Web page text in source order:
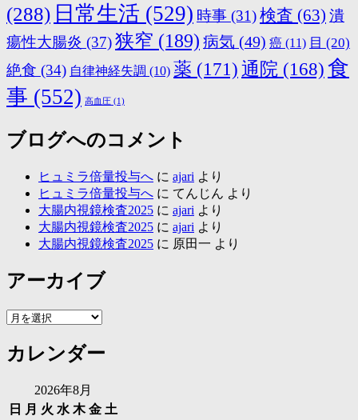
(288) 日常生活 (529) 時事 (31)検査 (63) 潰
瘍性大腸炎 (37)狭窄 (189) 病気 (49) 癌 (11) 目 (20)
絶食 (34) 自律神経失調 (10) 薬 (171)通院 (168)食
事 (552) 高血圧 (1)
ブログへのコメント
ヒュミラ倍量投与へ に ajari より
ヒュミラ倍量投与へ に てんじん より
大腸内視鏡検査2025 に ajari より
大腸内視鏡検査2025 に ajari より
大腸内視鏡検査2025 に 原田一 より
アーカイブ
ア
カ
イ
カレンダー
2026年8月
日
月 火 水 木 金 土